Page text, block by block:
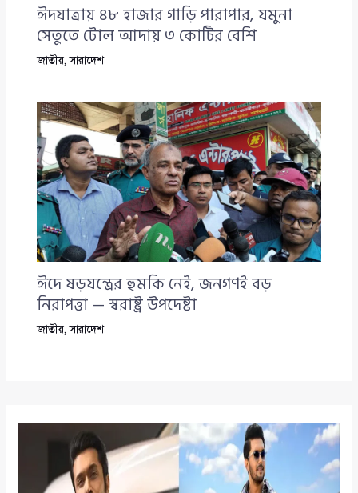
ঈদযাত্রায় ৪৮ হাজার গাড়ি পারাপার, যমুনা
সেতুতে টোল আদায় ৩ কোটির বেশি
জাতীয়,সারাদেশ
ঈদে ষড়যন্ত্রের হুমকি নেই, জনগণই বড়
নিরাপত্তা — স্বরাষ্ট্র উপদেষ্টা
জাতীয়,সারাদেশ